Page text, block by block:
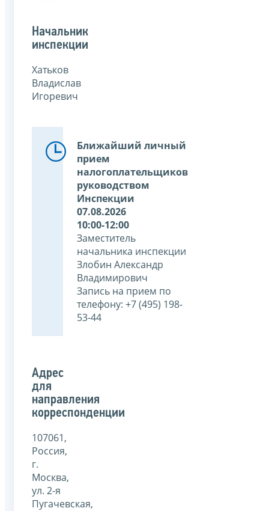
Начальник
инспекции
Хатьков
Владислав
Игоревич
Ближайший личный
прием
налогоплательщиков
руководством
Инспекции
07.08.2026
10:00-12:00
Заместитель
начальника инспекции
Злобин Александр
Владимирович
Запись на прием по
телефону: +7 (495) 198-
53-44
Адрес
для
направления
корреспонденции
107061,
Россия,
г.
Москва,
ул. 2-я
Пугачевская,